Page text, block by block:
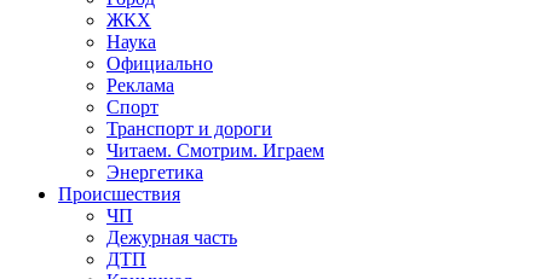
ЖКХ
Наука
Официально
Реклама
Спорт
Транспорт и дороги
Читаем. Смотрим. Играем
Энергетика
Происшествия
ЧП
Дежурная часть
ДТП